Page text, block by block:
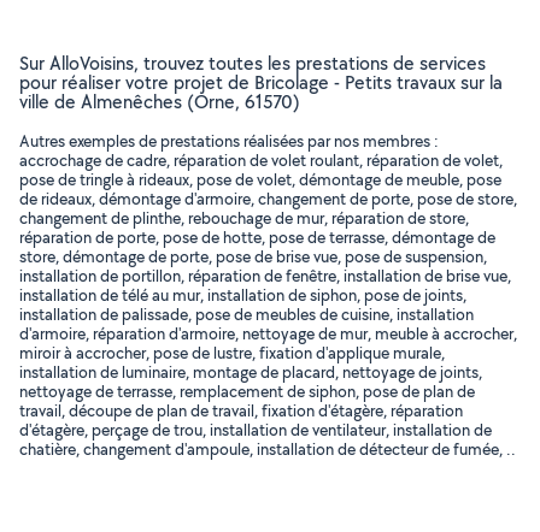
Sur AlloVoisins, trouvez toutes les prestations de services
pour réaliser votre projet de Bricolage - Petits travaux sur la
ville de Almenêches (Orne, 61570)
Autres exemples de prestations réalisées par nos membres :
accrochage de cadre, réparation de volet roulant, réparation de volet,
pose de tringle à rideaux, pose de volet, démontage de meuble, pose
de rideaux, démontage d'armoire, changement de porte, pose de store,
changement de plinthe, rebouchage de mur, réparation de store,
réparation de porte, pose de hotte, pose de terrasse, démontage de
store, démontage de porte, pose de brise vue, pose de suspension,
installation de portillon, réparation de fenêtre, installation de brise vue,
installation de télé au mur, installation de siphon, pose de joints,
installation de palissade, pose de meubles de cuisine, installation
d'armoire, réparation d'armoire, nettoyage de mur, meuble à accrocher,
miroir à accrocher, pose de lustre, fixation d'applique murale,
installation de luminaire, montage de placard, nettoyage de joints,
nettoyage de terrasse, remplacement de siphon, pose de plan de
travail, découpe de plan de travail, fixation d'étagère, réparation
d'étagère, perçage de trou, installation de ventilateur, installation de
chatière, changement d'ampoule, installation de détecteur de fumée, ..